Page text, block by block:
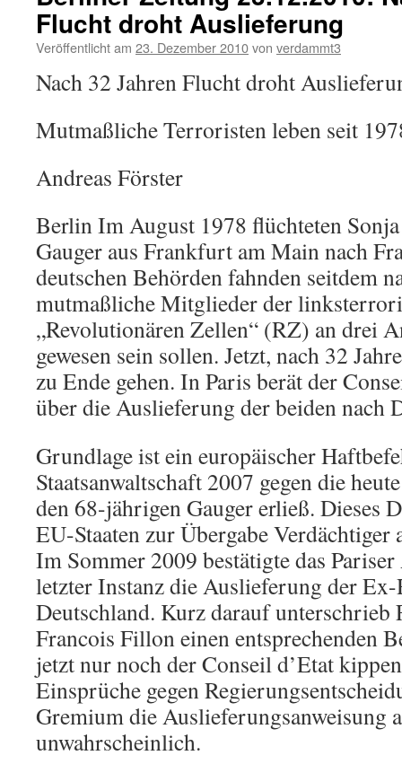
Flucht droht Auslieferung
Veröffentlicht am 23. Dezember 2010von verdammt3
Nach 32 Jahren Flucht droht
Mutmaßliche Terroristen leben seit
Andreas Förster
Berlin Im August 1978 flüchteten
Gauger aus Frankfurt am Main nach
deutschen Behörden fahnden seitdem
mutmaßliche Mitglieder der
„Revolutionären Zellen“ (RZ) an drei
gewesen sein sollen. Jetzt, nach 32
zu Ende gehen. In Paris berät der
über die Auslieferung der beiden nach
Grundlage ist ein europäischer
Staatsanwaltschaft 2007 gegen die
den 68-jährigen Gauger erließ. Dieses
EU-Staaten zur Übergabe Verdächtiger
Im Sommer 2009 bestätigte das
letzter Instanz die Auslieferung der
Deutschland. Kurz darauf unterschrieb
Francois Fillon einen entsprechenden
jetzt nur noch der Conseil d’Etat
Einsprüche gegen
Gremium die Auslieferungsanweisung
unwahrscheinlich.